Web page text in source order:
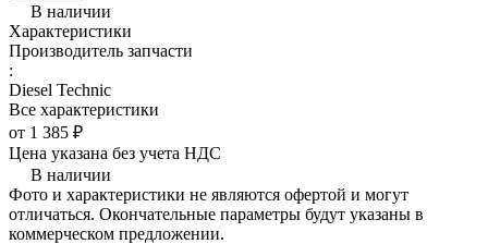
В наличии
Характеристики
Производитель запчасти
:
Diesel Technic
Все характеристики
от 1 385 ₽
Цена указана без учета НДС
В наличии
Фото и характеристики не являются офертой и могут
отличаться. Окончательные параметры будут указаны в
коммерческом предложении.